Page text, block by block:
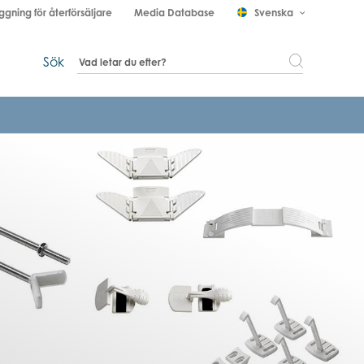
för återförsäljare Media Database Svenska keyboard_arrow_down
Sök